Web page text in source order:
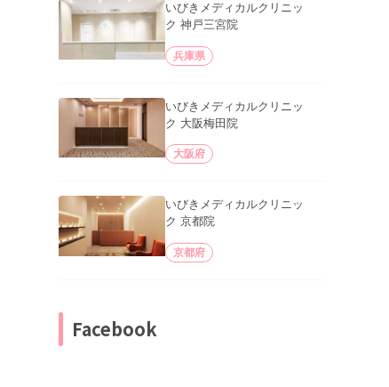
いびきメディカルクリニッ
ク 神戸三宮院
兵庫県
いびきメディカルクリニッ
ク 大阪梅田院
大阪府
いびきメディカルクリニッ
ク 京都院
京都府
Facebook